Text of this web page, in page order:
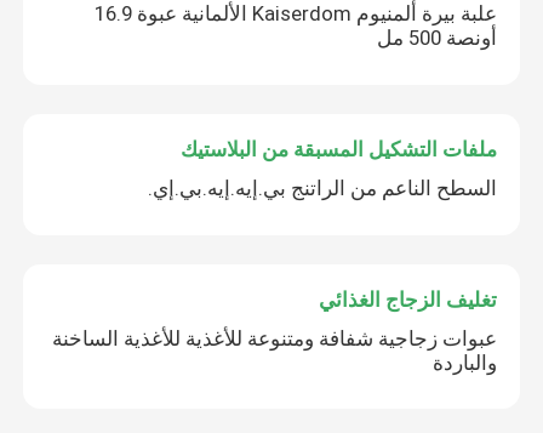
علبة بيرة ألمنيوم Kaiserdom الألمانية عبوة 16.9
أونصة 500 مل
ملفات التشكيل المسبقة من البلاستيك
السطح الناعم من الراتنج بي.إيه.إيه.بي.إي.
تغليف الزجاج الغذائي
عبوات زجاجية شفافة ومتنوعة للأغذية للأغذية الساخنة
والباردة